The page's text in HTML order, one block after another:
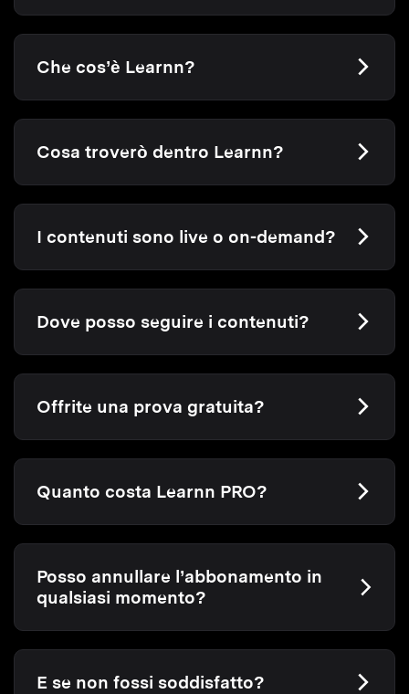
Che cos’è Learnn?
Cosa troverò dentro Learnn?
I contenuti sono live o on-demand?
Dove posso seguire i contenuti?
Offrite una prova gratuita?
Quanto costa Learnn PRO?
Posso annullare l’abbonamento in
qualsiasi momento?
E se non fossi soddisfatto?